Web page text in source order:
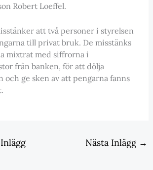
Robert Loeffel.
att två personer i styrelsen
till privat bruk. De misstänks
mixtrat med siffrorna i
från banken, för att dölja
och ge sken av att pengarna fanns
Nästa Inlägg →